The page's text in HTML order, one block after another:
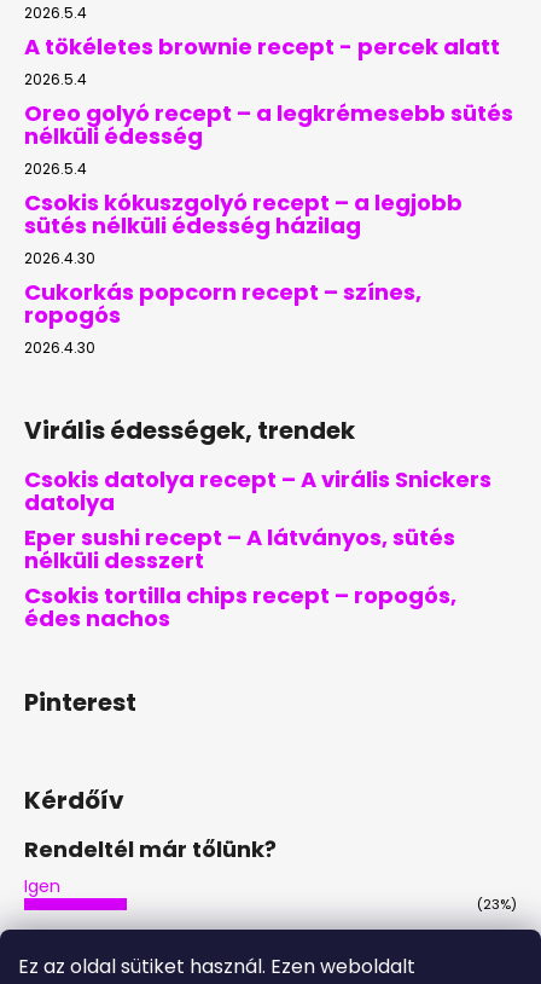
Ez az oldal sütiket használ. Ezen weboldalt
2026.5.4
A tökéletes brownie recept - percek alatt
2026.5.4
Oreo golyó recept – a legkrémesebb sütés
nélküli édesség
2026.5.4
Csokis kókuszgolyó recept – a legjobb
sütés nélküli édesség házilag
2026.4.30
Cukorkás popcorn recept – színes,
ropogós
2026.4.30
Virális édességek, trendek
Csokis datolya recept – A virális Snickers
datolya
Eper sushi recept – A látványos, sütés
nélküli desszert
Csokis tortilla chips recept – ropogós,
édes nachos
Pinterest
Kérdőív
Rendeltél már tőlünk?
Igen
(23%)
Nem